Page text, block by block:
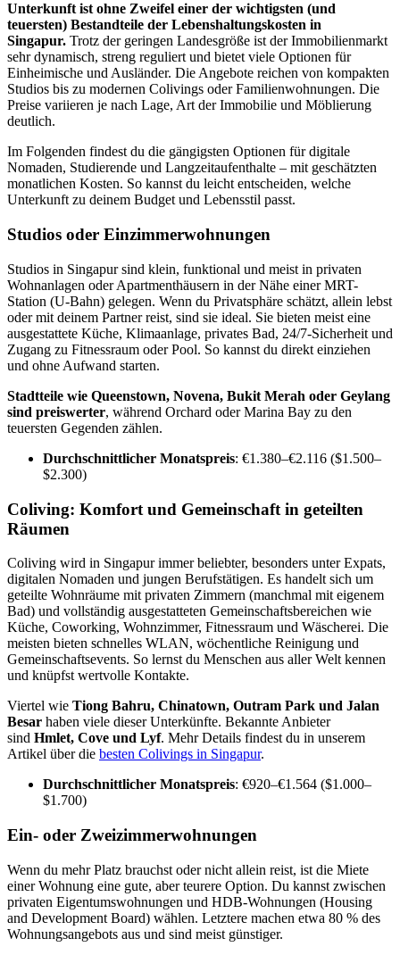
Unterkunft ist ohne Zweifel einer der wichtigsten (und
teuersten) Bestandteile der Lebenshaltungskosten in
Singapur. Trotz der geringen Landesgröße ist der Immobilienmarkt
sehr dynamisch, streng reguliert und bietet viele Optionen für
Einheimische und Ausländer. Die Angebote reichen von kompakten
Studios bis zu modernen Colivings oder Familienwohnungen. Die
Preise variieren je nach Lage, Art der Immobilie und Möblierung
deutlich.
Im Folgenden findest du die gängigsten Optionen für digitale
Nomaden, Studierende und Langzeitaufenthalte – mit geschätzten
monatlichen Kosten. So kannst du leicht entscheiden, welche
Unterkunft zu deinem Budget und Lebensstil passt.
Studios oder Einzimmerwohnungen
Studios in Singapur sind klein, funktional und meist in privaten
Wohnanlagen oder Apartmenthäusern in der Nähe einer MRT-
Station (U-Bahn) gelegen. Wenn du Privatsphäre schätzt, allein lebst
oder mit deinem Partner reist, sind sie ideal. Sie bieten meist eine
ausgestattete Küche, Klimaanlage, privates Bad, 24/7-Sicherheit und
Zugang zu Fitnessraum oder Pool. So kannst du direkt einziehen
und ohne Aufwand starten.
Stadtteile wie Queenstown, Novena, Bukit Merah oder Geylang
sind preiswerter, während Orchard oder Marina Bay zu den
teuersten Gegenden zählen.
Durchschnittlicher Monatspreis: €1.380–€2.116 ($1.500–
$2.300)
Coliving: Komfort und Gemeinschaft in geteilten
Räumen
Coliving wird in Singapur immer beliebter, besonders unter Expats,
digitalen Nomaden und jungen Berufstätigen. Es handelt sich um
geteilte Wohnräume mit privaten Zimmern (manchmal mit eigenem
Bad) und vollständig ausgestatteten Gemeinschaftsbereichen wie
Küche, Coworking, Wohnzimmer, Fitnessraum und Wäscherei. Die
meisten bieten schnelles WLAN, wöchentliche Reinigung und
Gemeinschaftsevents. So lernst du Menschen aus aller Welt kennen
und knüpfst wertvolle Kontakte.
Viertel wie Tiong Bahru, Chinatown, Outram Park und Jalan
Besar haben viele dieser Unterkünfte. Bekannte Anbieter
sind Hmlet, Cove und Lyf. Mehr Details findest du in unserem
Artikel über die besten Colivings in Singapur.
Durchschnittlicher Monatspreis: €920–€1.564 ($1.000–
$1.700)
Ein- oder Zweizimmerwohnungen
Wenn du mehr Platz brauchst oder nicht allein reist, ist die Miete
einer Wohnung eine gute, aber teurere Option. Du kannst zwischen
privaten Eigentumswohnungen und HDB-Wohnungen (Housing
and Development Board) wählen. Letztere machen etwa 80 % des
Wohnungsangebots aus und sind meist günstiger.